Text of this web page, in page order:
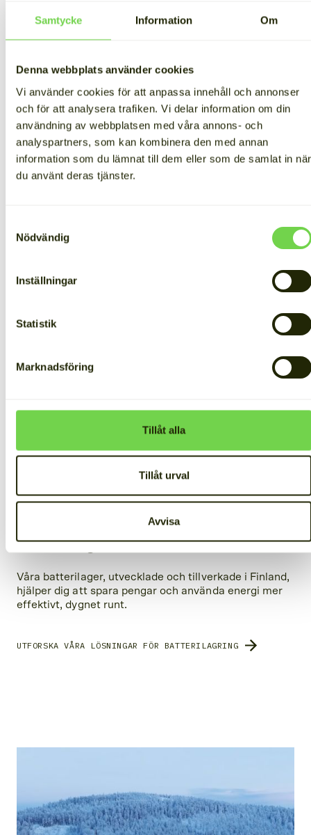
Samtycke Information Om
Denna webbplats använder cookies
Vi använder cookies för att anpassa innehåll och annonser
och för att analysera trafiken. Vi delar information om din
användning av webbplatsen med våra annons- och
analyspartners, som kan kombinera den med annan
information som du lämnat till dem eller som de samlat in när
du använt deras tjänster.
Nödvändig
Inställningar
Statistik
Marknadsföring
Tillåt alla
Tillåt urval
Avvisa
timmar per år du erbjuder kapacitet.
Batterier och Spine – en
dynamisk duo
intelligensen som styr ditt batteriilager och arbetar
hela tiden för ditt bästa, dygnet runt. Du kan följa
Batterilager för industrin
Våra batterilager, utvecklade och tillverkade i Finland,
hjälper dig att spara pengar och använda energi mer
effektivt, dygnet runt.
UTFORSKA VÅRA LÖSNINGAR FÖR BATTERILAGRING